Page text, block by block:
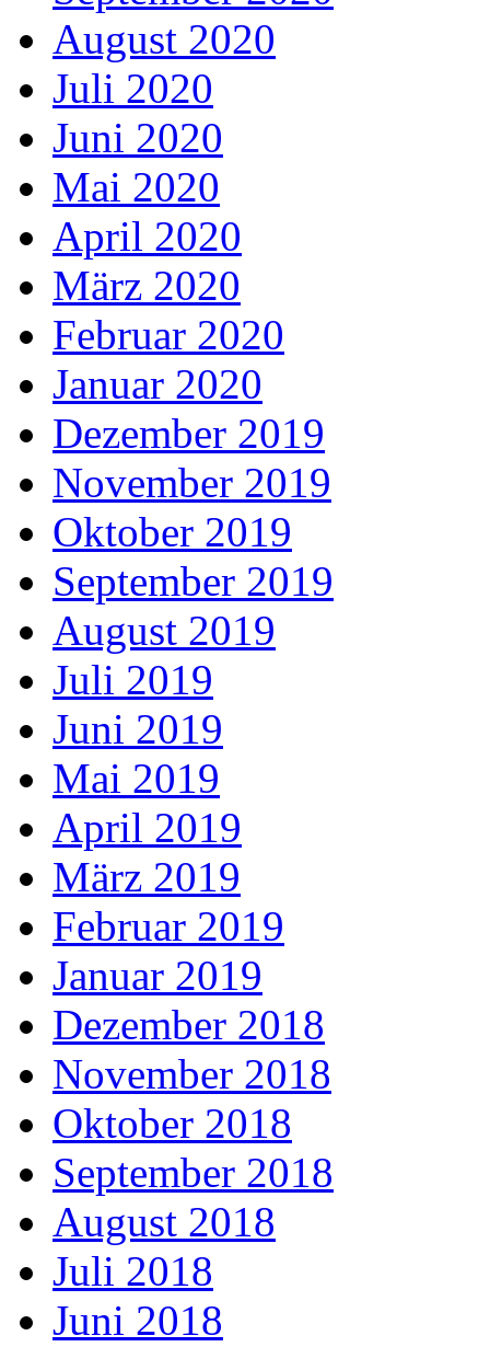
August 2020
Juli 2020
Juni 2020
Mai 2020
April 2020
März 2020
Februar 2020
Januar 2020
Dezember 2019
November 2019
Oktober 2019
September 2019
August 2019
Juli 2019
Juni 2019
Mai 2019
April 2019
März 2019
Februar 2019
Januar 2019
Dezember 2018
November 2018
Oktober 2018
September 2018
August 2018
Juli 2018
Juni 2018